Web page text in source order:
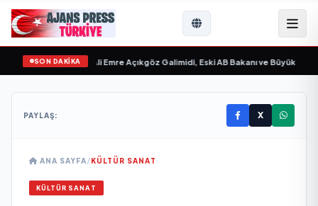
SON DAKİKA
“ yayımlandı• Ali Emre Açıkgöz Galimidi, Eski AB Bakanı ve Büyükelçi
PAYLAŞ: X
ANA SAYFA/KÜLTÜR SANAT
KÜLTÜR SANAT